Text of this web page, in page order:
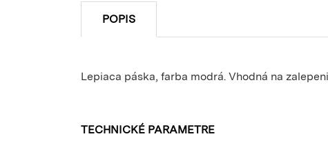
POPIS
Lepiaca páska, farba modrá. Vhodná na
TECHNICKÉ PARAMETRE